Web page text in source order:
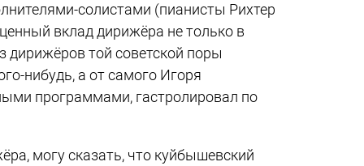
солистами (пианисты Рихтер
вклад дирижёра не только в
той советской поры
нибудь, а от самого Игоря
программами, гастролировал по
могу сказать, что куйбышевский